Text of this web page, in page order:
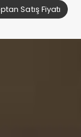
Satış Fiyatı